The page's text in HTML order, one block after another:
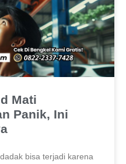
Mati
Panik, Ini
bisa terjadi karena